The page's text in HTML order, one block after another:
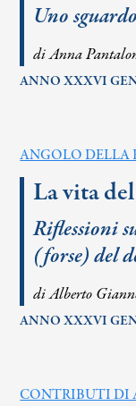
Uno
di Anna
ANNO XXXVI
ANGOLO DELLA
La vita
Riflessioni
(forse) del
di Alberto
ANNO XXXVI
CONTRIBUTI DI